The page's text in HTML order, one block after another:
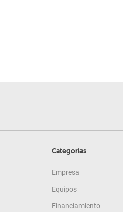
Categorías
Empresa
Equipos
Financiamiento